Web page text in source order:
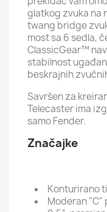
glatkog zvuka na
twang bridge
most sa 6 sedla,
ClassicGear™
stabilnost
beskrajnih
Savršen za
Telecaster ima
samo Fender.
Značajke
Konturirano
Moderan "C"